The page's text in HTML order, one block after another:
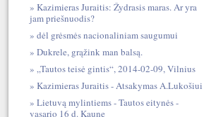
Kazimieras Juraitis: Žydrasis maras. Ar yra
jam priešnuodis?
dėl grėsmės nacionaliniam saugumui
Dukrele, grąžink man balsą.
„Tautos teisė gintis“, 2014-02-09, Vilnius
Kazimieras Juraitis - Atsakymas A.Lukošiui
Lietuvą mylintiems - Tautos eitynės -
vasario 16 d. Kaune